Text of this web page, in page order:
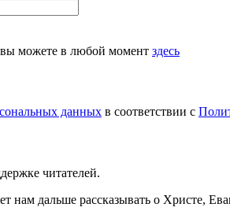
можете в любой момент здесь
данных в соответствии с
читателей.
нам дальше рассказывать о Христе,